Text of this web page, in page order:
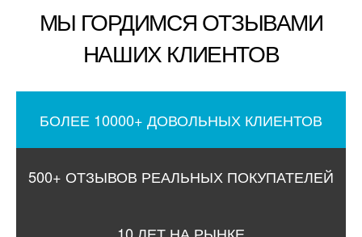
МЫ ГОРДИМСЯ ОТЗЫВАМИ
НАШИХ КЛИЕНТОВ
БОЛЕЕ 10000+ ДОВОЛЬНЫХ КЛИЕНТОВ
500+ ОТЗЫВОВ РЕАЛЬНЫХ ПОКУПАТЕЛЕЙ